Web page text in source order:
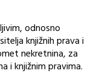
odnosno
knjižnih prava i
nekretnina, za
i knjižnim pravima.